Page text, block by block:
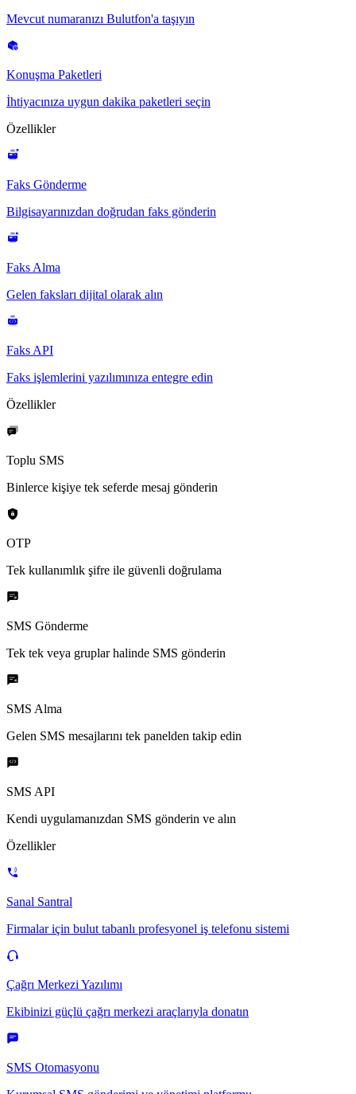
Mevcut numaranızı Bulutfon'a taşıyın
Konuşma Paketleri
İhtiyacınıza uygun dakika paketleri seçin
Özellikler
Faks Gönderme
Bilgisayarınızdan doğrudan faks gönderin
Faks Alma
Gelen faksları dijital olarak alın
Faks API
Faks işlemlerini yazılımınıza entegre edin
Özellikler
Toplu SMS
Binlerce kişiye tek seferde mesaj gönderin
OTP
Tek kullanımlık şifre ile güvenli doğrulama
SMS Gönderme
Tek tek veya gruplar halinde SMS gönderin
SMS Alma
Gelen SMS mesajlarını tek panelden takip edin
SMS API
Kendi uygulamanızdan SMS gönderin ve alın
Özellikler
Sanal Santral
Firmalar için bulut tabanlı profesyonel iş telefonu sistemi
Çağrı Merkezi Yazılımı
Ekibinizi güçlü çağrı merkezi araçlarıyla donatın
SMS Otomasyonu